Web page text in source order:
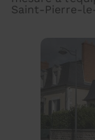
Saint-Pierre-